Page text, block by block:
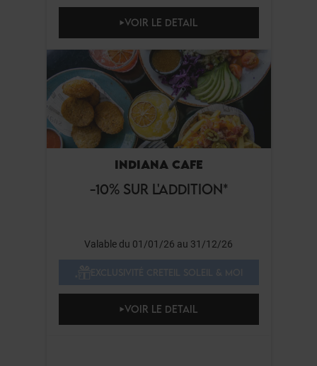
VOIR LE DETAIL
INDIANA CAFE
-10% SUR L'ADDITION*
Valable du 01/01/26 au 31/12/26
VOIR LE DETAIL